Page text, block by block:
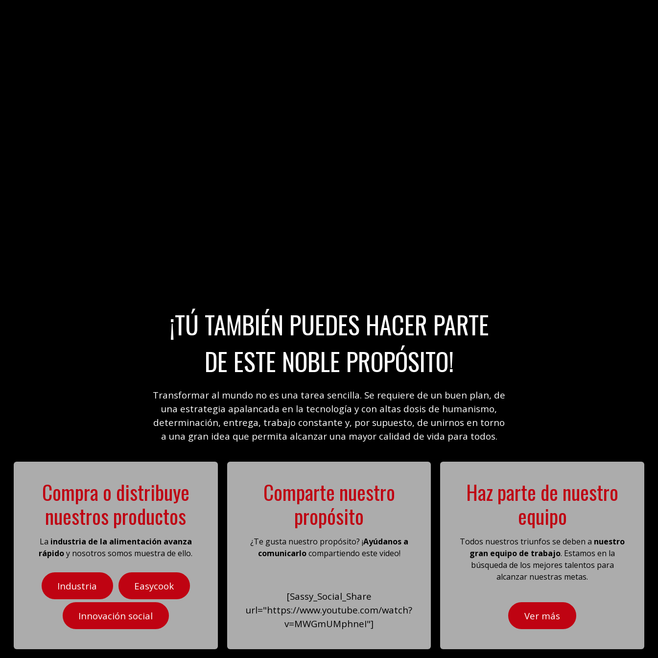
¡TÚ TAMBIÉN PUEDES HACER PARTE
DE ESTE NOBLE PROPÓSITO!
Transformar al mundo no es una tarea sencilla. Se requiere de un buen plan, de
una estrategia apalancada en la tecnología y con altas dosis de humanismo,
determinación, entrega, trabajo constante y, por supuesto, de unirnos en torno
a una gran idea que permita alcanzar una mayor calidad de vida para todos.
Compra o distribuye
nuestros productos
La industria de la alimentación avanza
rápidoy nosotros somos muestra de ello.
Industria Easycook
Innovación social
Comparte nuestro
propósito
¿Te gusta nuestro propósito? ¡Ayúdanos a
comunicarlocompartiendo este video!
[Sassy_Social_Share
url="https://www.youtube.com/watch?
v=MWGmUMphneI"]
Haz parte de nuestro
equipo
Todos nuestros triunfos se deben a nuestro
gran equipo de trabajo. Estamos en la
búsqueda de los mejores talentos para
alcanzar nuestras metas.
Ver más